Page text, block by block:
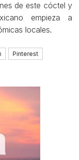
de este cóctel y
empieza a
locales.
Pinterest